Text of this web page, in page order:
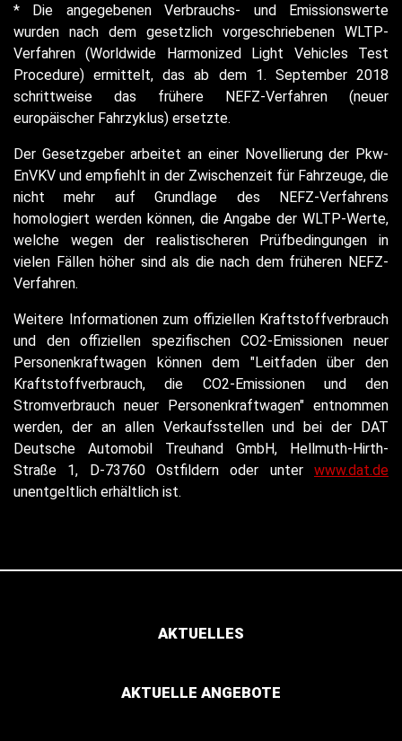
* Die angegebenen Verbrauchs- und Emissionswerte
wurden nach dem gesetzlich vorgeschriebenen WLTP-
Verfahren (Worldwide Harmonized Light Vehicles Test
Procedure) ermittelt, das ab dem 1. September 2018
schrittweise das frühere NEFZ-Verfahren (neuer
europäischer Fahrzyklus) ersetzte.
Der Gesetzgeber arbeitet an einer Novellierung der Pkw-
EnVKV und empfiehlt in der Zwischenzeit für Fahrzeuge, die
nicht mehr auf Grundlage des NEFZ-Verfahrens
homologiert werden können, die Angabe der WLTP-Werte,
welche wegen der realistischeren Prüfbedingungen in
vielen Fällen höher sind als die nach dem früheren NEFZ-
Verfahren.
Weitere Informationen zum offiziellen Kraftstoffverbrauch
und den offiziellen spezifischen CO2-Emissionen neuer
Personenkraftwagen können dem "Leitfaden über den
Kraftstoffverbrauch, die CO2-Emissionen und den
Stromverbrauch neuer Personenkraftwagen" entnommen
werden, der an allen Verkaufsstellen und bei der DAT
Deutsche Automobil Treuhand GmbH, Hellmuth-Hirth-
Straße 1, D-73760 Ostfildern oder unter www.dat.de
unentgeltlich erhältlich ist.
AKTUELLES
AKTUELLE ANGEBOTE